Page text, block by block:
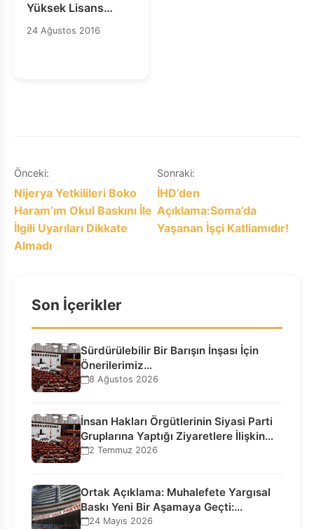
Yüksek Lisans
Programı Başlıyor!
24 Ağustos 2016
Yazı
gezinmesi
Önceki:
Nijerya Yetkilileri Boko
Haram’ım Okul Baskını İle
İlgili Uyarıları Dikkate
Almadı
Sonraki:
İHD’den
Açıklama:Soma’da
Yaşanan İşçi Katliamıdır!
Son İçerikler
Sürdürülebilir Bir Barışın İnşası İçin
Önerilerimiz…
8 Ağustos 2026
İnsan Hakları Örgütlerinin Siyasi Parti
Gruplarına Yaptığı Ziyaretlere İlişkin
Bilgilendirme…
2 Temmuz 2026
Ortak Açıklama: Muhalefete Yargısal
Baskı Yeni Bir Aşamaya Geçti:
Seçilmiş…
24 Mayıs 2026